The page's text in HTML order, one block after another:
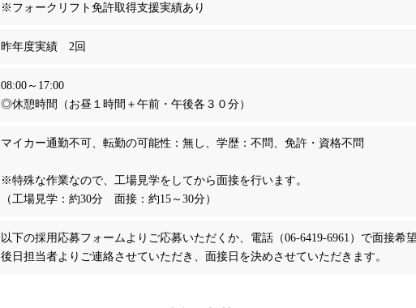
※フォークリフト免許取得支援実績あり
昨年度実績 2回
08:00～17:00
◎休憩時間（お昼１時間＋午前・午後各３０分）
マイカー通勤不可、転勤の可能性：無し、学歴：不問、免許・資格不問
※特殊な作業なので、工場見学をしてから面接を行います。
（工場見学：約30分 面接：約15～30分）
以下の採用応募フォームよりご応募いただくか、電話（06-6419-6961）で面接希
後日担当者よりご連絡させていただき、面接日を決めさせていただきます。